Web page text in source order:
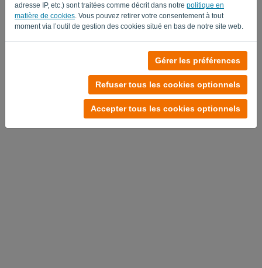
adresse IP, etc.) sont traitées comme décrit dans notre politique en
matière de cookies . Vous pouvez retirer votre consentement à tout
moment via l’outil de gestion des cookies situé en bas de notre site web.
Gérer les préférences
Refuser tous les cookies optionnels
Accepter tous les cookies optionnels
Conditions générales